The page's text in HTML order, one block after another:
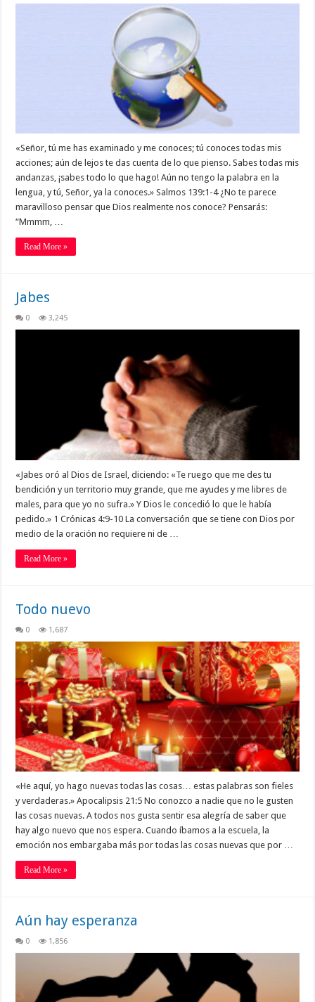
«Señor, tú me has examinado y me conoces; tú conoces todas mis
acciones; aún de lejos te das cuenta de lo que pienso. Sabes todas mis
andanzas, ¡sabes todo lo que hago! Aún no tengo la palabra en la
lengua, y tú, Señor, ya la conoces.» Salmos 139:1-4 ¿No te parece
maravilloso pensar que Dios realmente nos conoce? Pensarás:
“Mmmm, …
Read More »
Jabes
0 3,245
«Jabes oró al Dios de Israel, diciendo: «Te ruego que me des tu
bendición y un territorio muy grande, que me ayudes y me libres de
males, para que yo no sufra.» Y Dios le concedió lo que le había
pedido.» 1 Crónicas 4:9-10 La conversación que se tiene con Dios por
medio de la oración no requiere ni de …
Read More »
Todo nuevo
0 1,687
«He aquí, yo hago nuevas todas las cosas… estas palabras son fieles
y verdaderas.» Apocalipsis 21:5 No conozco a nadie que no le gusten
las cosas nuevas. A todos nos gusta sentir esa alegría de saber que
hay algo nuevo que nos espera. Cuando íbamos a la escuela, la
emoción nos embargaba más por todas las cosas nuevas que por …
Read More »
Aún hay esperanza
0 1,856